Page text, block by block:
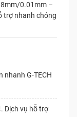
0.01mm –
trợ nhanh chóng
nhanh G-TECH
Dịch vụ hỗ trợ